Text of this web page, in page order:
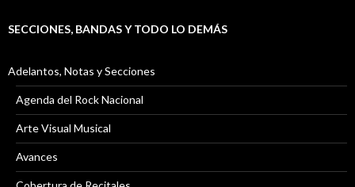
SECCIONES, BANDAS Y TODO LO DEMÁS
Adelantos, Notas y Secciones
Agenda del Rock Nacional
Arte Visual Musical
Avances